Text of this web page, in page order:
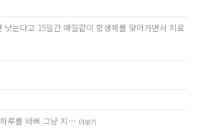
는다고 15일간 매일같이 항생제를 맞아가면서 치료
루를 바삐 그냥 지… 더보기